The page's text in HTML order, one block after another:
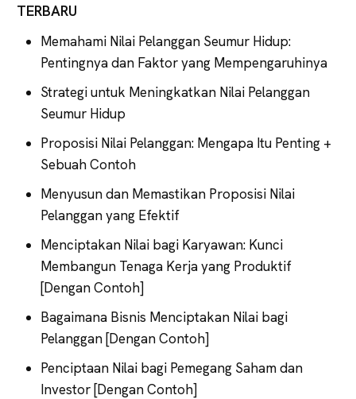
TERBARU
Memahami Nilai Pelanggan Seumur Hidup:
Pentingnya dan Faktor yang Mempengaruhinya
Strategi untuk Meningkatkan Nilai Pelanggan
Seumur Hidup
Proposisi Nilai Pelanggan: Mengapa Itu Penting +
Sebuah Contoh
Menyusun dan Memastikan Proposisi Nilai
Pelanggan yang Efektif
Menciptakan Nilai bagi Karyawan: Kunci
Membangun Tenaga Kerja yang Produktif
[Dengan Contoh]
Bagaimana Bisnis Menciptakan Nilai bagi
Pelanggan [Dengan Contoh]
Penciptaan Nilai bagi Pemegang Saham dan
Investor [Dengan Contoh]